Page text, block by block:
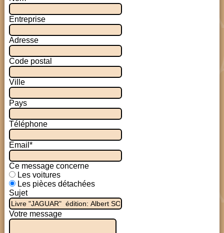
Entreprise
Adresse
Code postal
Ville
Pays
Téléphone
Email*
Ce message concerne
Les voitures
Les pièces détachées
Sujet
Votre message